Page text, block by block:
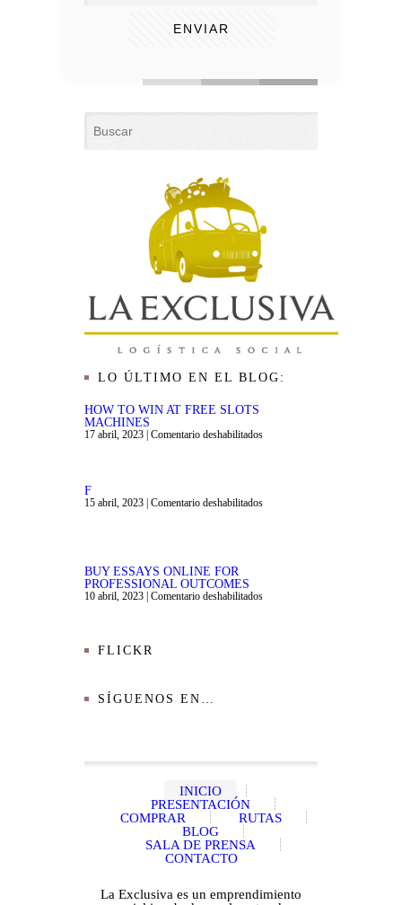
LO ÚLTIMO EN EL BLOG:
HOW TO WIN AT FREE SLOTS
MACHINES
17 abril, 2023 Comentario deshabilitados
F
15 abril, 2023 Comentario deshabilitados
BUY ESSAYS ONLINE FOR
PROFESSIONAL OUTCOMES
10 abril, 2023 Comentario deshabilitados
FLICKR
SÍGUENOS EN…
INICIO
PRESENTACIÓN
COMPRAR
RUTAS
BLOG
SALA DE PRENSA
CONTACTO
La Exclusiva es un emprendimiento